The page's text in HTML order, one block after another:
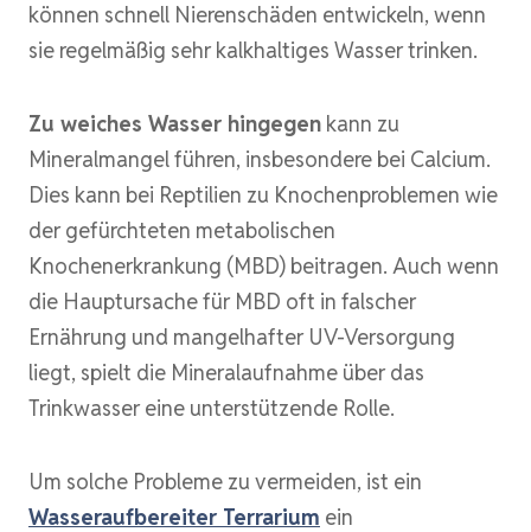
können schnell Nierenschäden entwickeln, wenn
sie regelmäßig sehr kalkhaltiges Wasser trinken.
Zu weiches Wasser hingegen kann zu
Mineralmangel führen, insbesondere bei Calcium.
Dies kann bei Reptilien zu Knochenproblemen wie
der gefürchteten metabolischen
Knochenerkrankung (MBD) beitragen. Auch wenn
die Hauptursache für MBD oft in falscher
Ernährung und mangelhafter UV-Versorgung
liegt, spielt die Mineralaufnahme über das
Trinkwasser eine unterstützende Rolle.
Um solche Probleme zu vermeiden, ist ein
Wasseraufbereiter Terrarium ein